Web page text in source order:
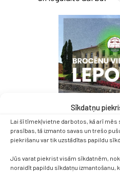
Sīkdatņu
Lai šī tīmekļvietne darbotos, kā arī
prasības, tā izmanto savas un trešo
piekrišanu var tik uzstādītas papildu
Jūs varat piekrist visām sīkdatnēm,
noraidīt papildu sīkdatņu izmantošanu,